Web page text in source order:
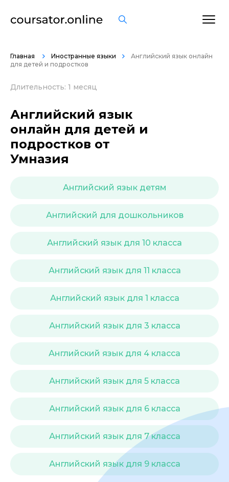
Главная Иностранные языки
Английский язык онлайн
для детей и подростков
Длительность: 1 месяц
Английский язык
онлайн для детей и
подростков от
Умназия
Английский язык детям
Английский для дошкольников
Английский язык для 10 класса
Английский язык для 11 класса
Английский язык для 1 класса
Английский язык для 3 класса
Английский язык для 4 класса
Английский язык для 5 класса
Английский язык для 6 класса
Английский язык для 7 класса
Английский язык для 9 класса
Подача материала *